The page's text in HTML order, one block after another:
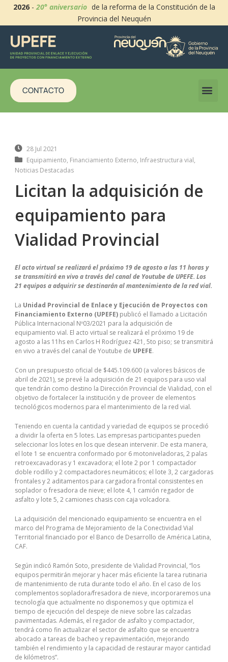
2026-20° aniversario de la reforma de la Constitución de la
Provincia del Neuquén
CONTACTO
28 Jul 2021
Equipamiento, Financiamiento Externo, Infraestructura vial,
Noticias Destacadas
Licitan la adquisición de
equipamiento para
Vialidad Provincial
El acto virtual se realizará el próximo 19 de agosto a las 11 horas y
se transmitirá en vivo a través del canal de Youtube de UPEFE. Los
21 equipos a adquirir se destinarán al mantenimiento de la red vial.
La Unidad Provincial de Enlace y Ejecución de Proyectos con
Financiamiento Externo (UPEFE) publicó el llamado a Licitación
Pública Internacional Nº03/2021 para la adquisición de
equipamiento vial. El acto virtual se realizará el próximo 19 de
agosto a las 11hs en Carlos H Rodríguez 421, 5to piso; se transmitirá
en vivo a través del canal de Youtube de UPEFE.
Con un presupuesto oficial de $445.109.600 (a valores básicos de
abril de 2021), se prevé la adquisición de 21 equipos para uso vial
que tendrán como destino la Dirección Provincial de Vialidad, con el
objetivo de fortalecer la institución y de proveer de elementos
tecnológicos modernos para el mantenimiento de la red vial.
Teniendo en cuenta la cantidad y variedad de equipos se procedió
a dividir la oferta en 5 lotes. Las empresas participantes pueden
seleccionar los lotes en los que desean intervenir. De esta manera,
el lote 1 se encuentra conformado por 6 motoniveladoras, 2 palas
retroexcavadoras y 1 excavadora; el lote 2 por 1 compactador
doble rodillo y 2 compactadores neumáticos; el lote 3, 2 cargadoras
frontales y 2 aditamentos para cargadora frontal consistentes en
soplador o fresadora de nieve; el lote 4, 1 camión regador de
asfalto y lote 5, 2 camiones chasis con caja volcadora.
La adquisición del mencionado equipamiento se encuentra en el
marco del Programa de Mejoramiento de la Conectividad Vial
Territorial financiado por el Banco de Desarrollo de América Latina,
CAF.
Según indicó Ramón Soto, presidente de Vialidad Provincial, “los
equipos permitirán mejorar y hacer más eficiente la tarea rutinaria
de mantenimiento de ruta durante todo el año. En el caso de los
complementos sopladora/fresadora de nieve, incorporaremos una
tecnología que actualmente no disponemos y que optimiza el
tiempo de ejecución del despeje de nieve sobre las calzadas
pavimentadas. Además, el regador de asfalto y compactador,
tendrá como fin actualizar el sector de asfalto que se encuentra
abocado a tareas de bacheo y repavimentación, mejorando
también el rendimiento y la capacidad de restaurar mayor cantidad
de kilómetros”.